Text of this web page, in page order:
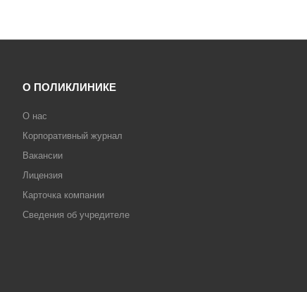
О ПОЛИКЛИНИКЕ
О нас
Корпоративный журнал
Вакансии
Лицензия
Карточка компании
Сведения об учредителе